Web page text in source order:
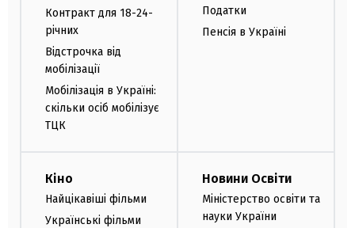
Контракт для 18-24-
річних
Відстрочка від
мобілізації
Мобілізація в Україні:
скільки осіб мобілізує
ТЦК
Податки
Пенсія в Україні
Кіно
Найцікавіші фільми
Українські фільми
Новини Освіти
Міністерство освіти та
науки України